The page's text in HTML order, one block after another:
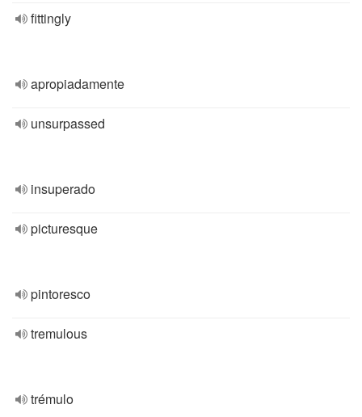
fittingly
apropiadamente
unsurpassed
insuperado
picturesque
pintoresco
tremulous
trémulo